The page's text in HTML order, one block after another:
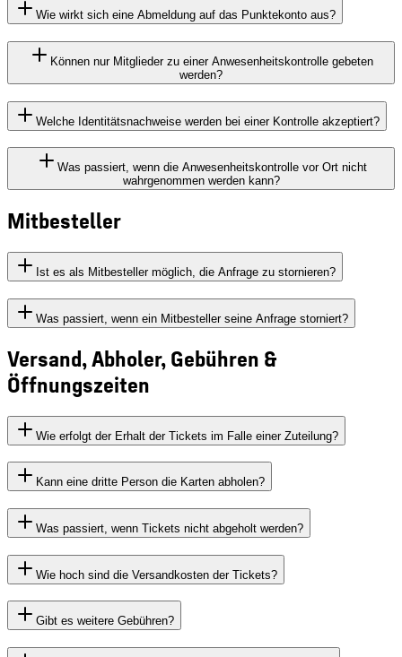
Wie wirkt sich eine Abmeldung auf das Punktekonto aus?
Können nur Mitglieder zu einer Anwesenheitskontrolle gebeten
werden?
Welche Identitätsnachweise werden bei einer Kontrolle akzeptiert?
Was passiert, wenn die Anwesenheitskontrolle vor Ort nicht
wahrgenommen werden kann?
Mitbesteller
Ist es als Mitbesteller möglich, die Anfrage zu stornieren?
Was passiert, wenn ein Mitbesteller seine Anfrage storniert?
Versand, Abholer, Gebühren &
Öffnungszeiten
Wie erfolgt der Erhalt der Tickets im Falle einer Zuteilung?
Kann eine dritte Person die Karten abholen?
Was passiert, wenn Tickets nicht abgeholt werden?
Wie hoch sind die Versandkosten der Tickets?
Gibt es weitere Gebühren?